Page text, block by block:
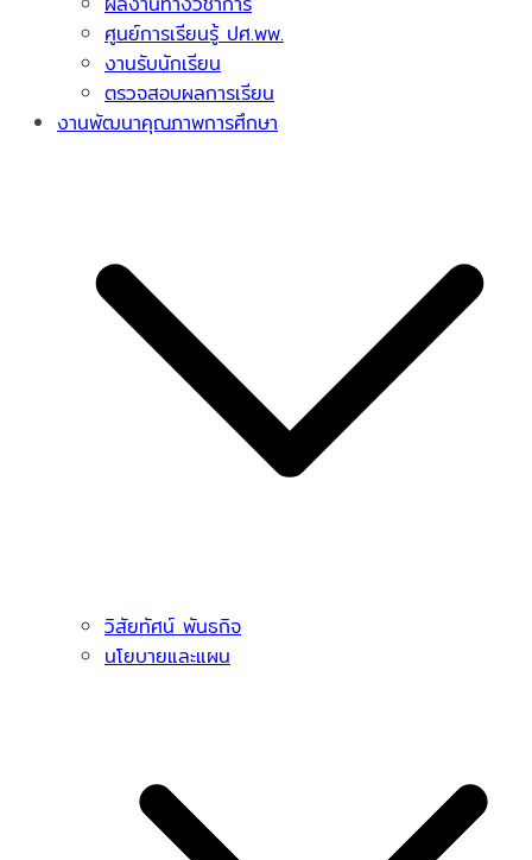
ศูนย์การเรียนรู้ ปศ.พพ.
งานรับนักเรียน
ตรวจสอบผลการเรียน
งานพัฒนาคุณภาพการศึกษา
วิสัยทัศน์ พันธกิจ
นโยบายและแผน